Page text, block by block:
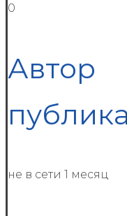
0
Автор
не в сети 1 месяц